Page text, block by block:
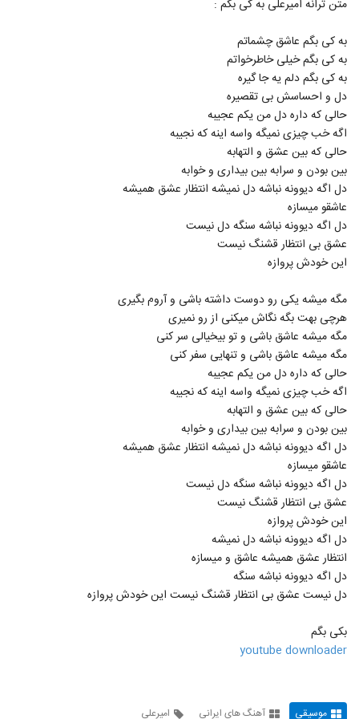
614
615
616
محسن چاوشی - در آستانه پیری (موزیک)
۱,۰۴۹ بازدید
617
محسن چاووشی ترانه ای برای خوزستان خواند
و ممنوع الکار شد (آهنگ جدید)
618
آهنگ جدید محسن چاوشی با نام باز آمدم
"آهنگ جدید محسن چاوشی"
619
Mohsen Chavoshi - Khouzestan NEW
محسن چاوشی خوزستان (محسن چاوشی)
۱,۰۳۰ بازدید
متن ترانه امیرعلی به کی بگم :
به کی بگم عاشق چشماتم
به کی بگم خیلی خاطرخواتم
به کی بگم دلم یه جا گیره
دل و احساسش بی تقصیره
حالی که داره دل من یکم عجیبه
اگه خب چیزی نمیگه واسه اینه که نجیبه
حالی که بین عشق و التهابه
بین بودن و سرابه بین بیداری و خوابه
دل اگه دیوونه نباشه دل نمیشه انتظار عشق همیشه
عاشقو میسازه
دل اگه دیوونه نباشه سنگه دل نیست
عشق بی انتظار قشنگ نیست
این خودش پروازه
مگه میشه یکی رو دوست داشته باشی و آروم بگیری
هرچی بهت بگه نگاش میکنی از رو نمیری
مگه میشه عاشق باشی و تو بیخیالی سر کنی
مگه میشه عاشق باشی و تنهایی سفر کنی
حالی که داره دل من یکم عجیبه
اگه خب چیزی نمیگه واسه اینه که نجیبه
حالی که بین عشق و التهابه
بین بودن و سرابه بین بیداری و خوابه
دل اگه دیوونه نباشه دل نمیشه انتظار عشق همیشه
عاشقو میسازه
دل اگه دیوونه نباشه سنگه دل نیست
عشق بی انتظار قشنگ نیست
این خودش پروازه
دل اگه دیوونه نباشه دل نمیشه
انتظار عشق همیشه عاشق و میسازه
دل اگه دیوونه نباشه سنگه
دل نیست عشق بی انتظار قشنگ نیست این خودش پروازه
بکی بگم
youtube downloader
موسیقی آهنگ های ایرانی امیرعلی